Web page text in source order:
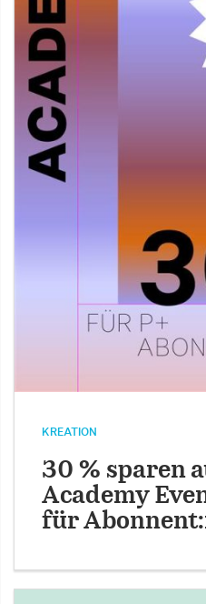
KREATION
30 % sparen
Academy
für